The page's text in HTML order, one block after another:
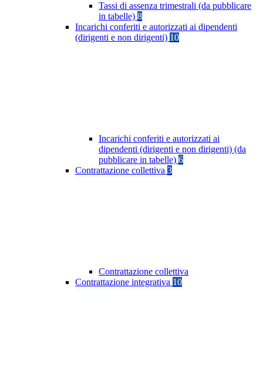
Tassi di assenza trimestrali (da pubblicare
in tabelle) 8
Incarichi conferiti e autorizzati ai dipendenti
(dirigenti e non dirigenti) 10
Incarichi conferiti e autorizzati ai
dipendenti (dirigenti e non dirigenti) (da
pubblicare in tabelle) 6
Contrattazione collettiva 3
Contrattazione collettiva
Contrattazione integrativa 10